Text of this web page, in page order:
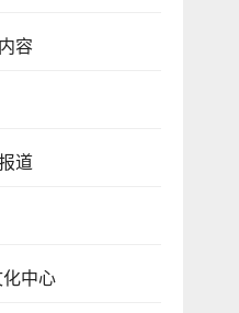
容
道
中心